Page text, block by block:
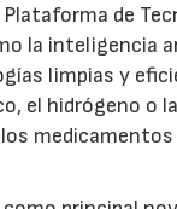
de
la inteligencia
limpias y
el hidrógeno o